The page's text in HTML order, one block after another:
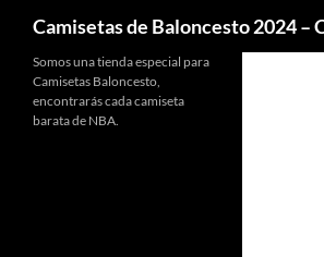
Camisetas de Baloncesto 2024 –
Somos una tienda especial para
Camisetas Baloncesto,
encontrarás cada camiseta
barata de NBA.